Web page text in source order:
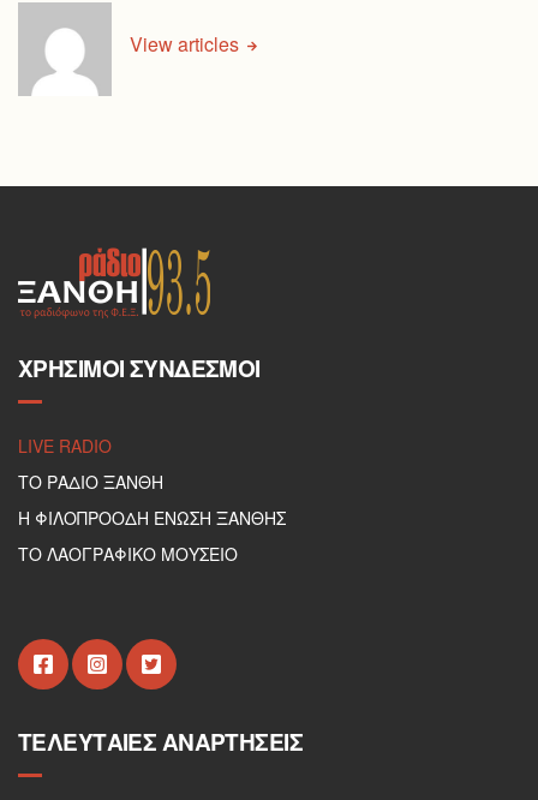
View articles
ΧΡΉΣΙΜΟΙ ΣΎΝΔΕΣΜΟΙ
LIVE RADIO
ΤΟ ΡΑΔΙΟ ΞΑΝΘΗ
Η ΦΙΛΟΠΡΟΟΔΗ ΕΝΩΣΗ ΞΑΝΘΗΣ
ΤΟ ΛΑΟΓΡΑΦΙΚΟ ΜΟΥΣΕΙΟ
ΤΕΛΕΥΤΑΊΕΣ ΑΝΑΡΤΉΣΕΙΣ